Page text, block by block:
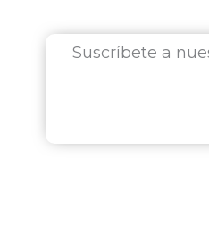
Suscríbete a